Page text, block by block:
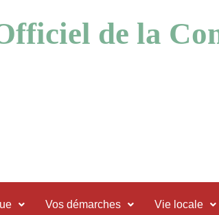
de la
Vos démarches Vie locale